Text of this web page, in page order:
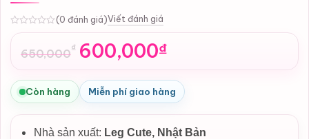
(0 đánh giá)Viết đánh giá
650,000₫
Giá
gốc
là:
650,000₫.
600,000₫
Giá
hiện
tại
là:
600,000₫.
Còn hàng Miễn phí giao hàng
Nhà sản xuất: Leg Cute, Nhật Bản